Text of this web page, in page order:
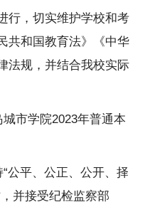
行，切实维护学校和考
共和国教育法》《中华
法规，并结合我校实际
城市学院2023年普通本
“公平、公正、公开、择
并接受纪检监察部